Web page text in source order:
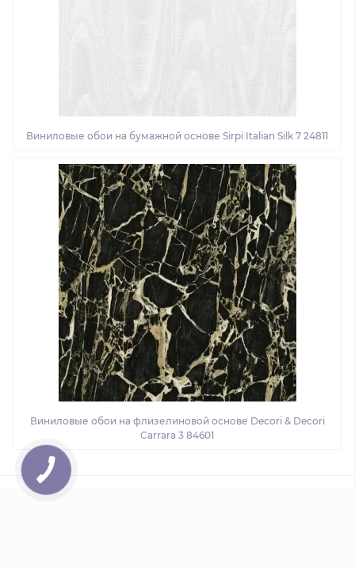
Виниловые обои на бумажной основе Sirpi Italian Silk 7 24811
Виниловые обои на флизелиновой основе Decori & Decori
Carrara 3 84601